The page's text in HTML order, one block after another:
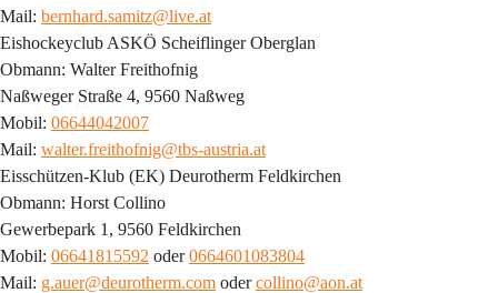
Mail: bernhard.samitz@live.at
Eishockeyclub ASKÖ Scheiflinger Oberglan
Obmann: Walter Freithofnig
Naßweger Straße 4, 9560 Naßweg
Mobil: 06644042007
Mail: walter.freithofnig@tbs-austria.at
Eisschützen-Klub (EK) Deurotherm Feldkirchen
Obmann: Horst Collino
Gewerbepark 1, 9560 Feldkirchen
Mobil: 06641815592 oder 0664601083804
Mail: g.auer@deurotherm.com oder collino@aon.at